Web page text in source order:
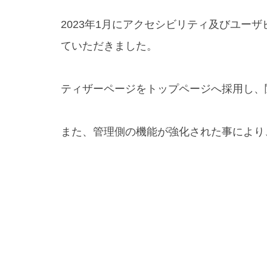
2023年1月にアクセシビリティ及びユー
ていただきました。
ティザーページをトップページへ採用し
また、管理側の機能が強化された事によ